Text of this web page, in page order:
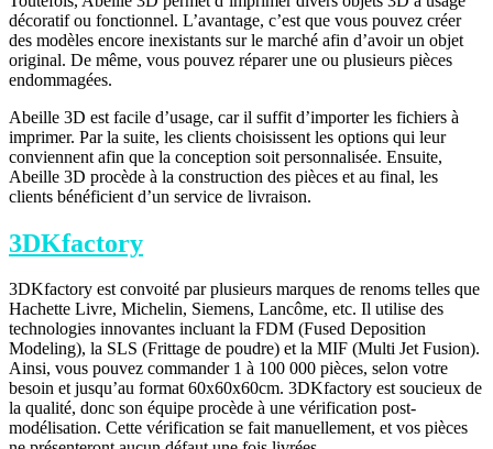
décoratif ou fonctionnel. L’avantage, c’est que vous pouvez créer
des modèles encore inexistants sur le marché afin d’avoir un objet
original. De même, vous pouvez réparer une ou plusieurs pièces
endommagées.
Abeille 3D est facile d’usage, car il suffit d’importer les fichiers à
imprimer. Par la suite, les clients choisissent les options qui leur
conviennent afin que la conception soit personnalisée. Ensuite,
Abeille 3D procède à la construction des pièces et au final, les
clients bénéficient d’un service de livraison.
3DKfactory
3DKfactory est convoité par plusieurs marques de renoms telles que
Hachette Livre, Michelin, Siemens, Lancôme, etc. Il utilise des
technologies innovantes incluant la FDM (Fused Deposition
Modeling), la SLS (Frittage de poudre) et la MIF (Multi Jet Fusion).
Ainsi, vous pouvez commander 1 à 100 000 pièces, selon votre
besoin et jusqu’au format 60x60x60cm. 3DKfactory est soucieux de
la qualité, donc son équipe procède à une vérification post-
modélisation. Cette vérification se fait manuellement, et vos pièces